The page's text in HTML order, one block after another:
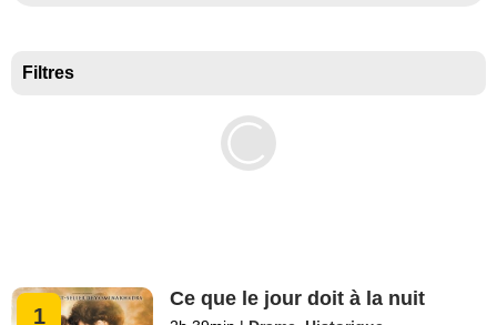
Filtres
1
Ce que le jour doit à la nuit